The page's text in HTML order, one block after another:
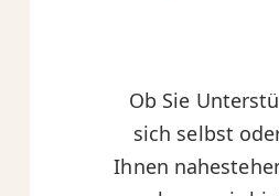
Ob Sie
sich selbst
Ihnen